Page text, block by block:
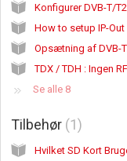
Konfigurer DVB-T/
How to setup IP-
Opsætning af DVB-
TDX / TDH : Ingen
Se alle 8
Tilbehør 1
Hvilket SD Kort